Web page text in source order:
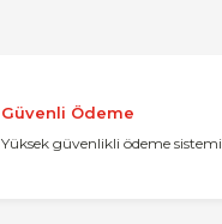
Güvenli Ödeme
Yüksek güvenlikli ödeme sistemi